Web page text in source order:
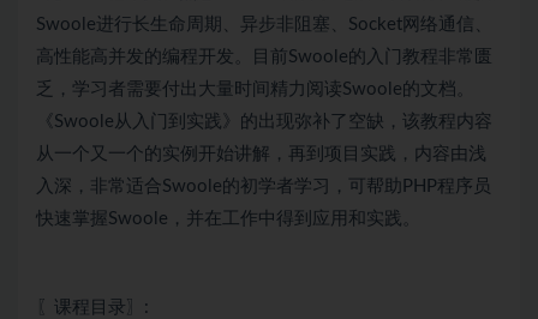
Swoole进行长生命周期、异步非阻塞、Socket网络通信、
高性能高并发的编程开发。目前Swoole的入门教程非常匮
乏，学习者需要付出大量时间精力阅读Swoole的文档。
《Swoole从入门到实践》的出现弥补了空缺，该教程内容
从一个又一个的实例开始讲解，再到项目实践，内容由浅
入深，非常适合Swoole的初学者学习，可帮助PHP程序员
快速掌握Swoole，并在工作中得到应用和实践。
〖课程目录〗: